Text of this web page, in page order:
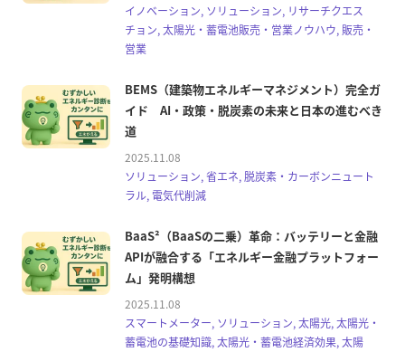
イノベーション, ソリューション, リサーチクエス
チョン, 太陽光・蓄電池販売・営業ノウハウ, 販売・
営業
BEMS（建築物エネルギーマネジメント）完全ガ
イド AI・政策・脱炭素の未来と日本の進むべき
道
2025.11.08
ソリューション, 省エネ, 脱炭素・カーボンニュート
ラル, 電気代削減
BaaS²（BaaSの二乗）革命：バッテリーと金融
APIが融合する「エネルギー金融プラットフォー
ム」発明構想
2025.11.08
スマートメーター, ソリューション, 太陽光, 太陽光・
蓄電池の基礎知識, 太陽光・蓄電池経済効果, 太陽